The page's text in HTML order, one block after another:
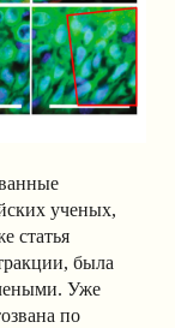
ученых,
статья
была
Уже
по